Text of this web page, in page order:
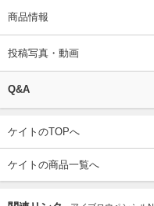
商品情報
投稿写真・動画
Q&A
ケイトのTOPへ
ケイトの商品一覧へ